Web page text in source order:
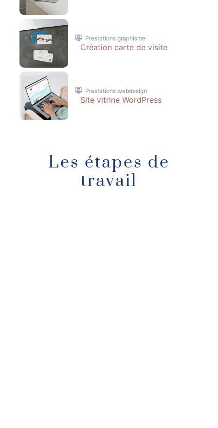
Prestations graphisme
Création carte de visite
Prestations webdesign
Site vitrine WordPress
Les étapes de
travail